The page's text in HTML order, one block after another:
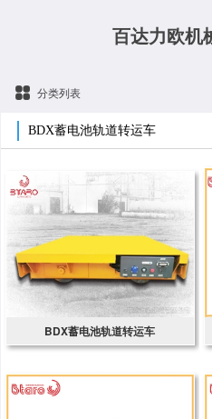
百达力欧机
分类列表
BDX蓄电池轨道转运车
BDX蓄电池轨道转运车